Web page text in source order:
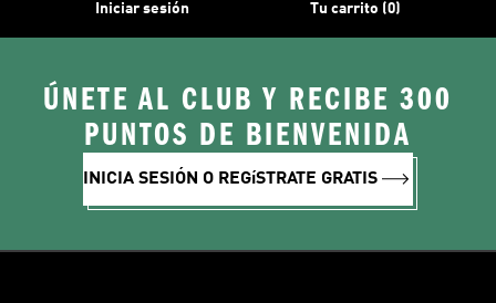
Iniciar sesión Tu carrito (0)
ÚNETE AL CLUB Y RECIBE 300
PUNTOS DE BIENVENIDA
INICIA SESIÓN O REGíSTRATE GRATIS